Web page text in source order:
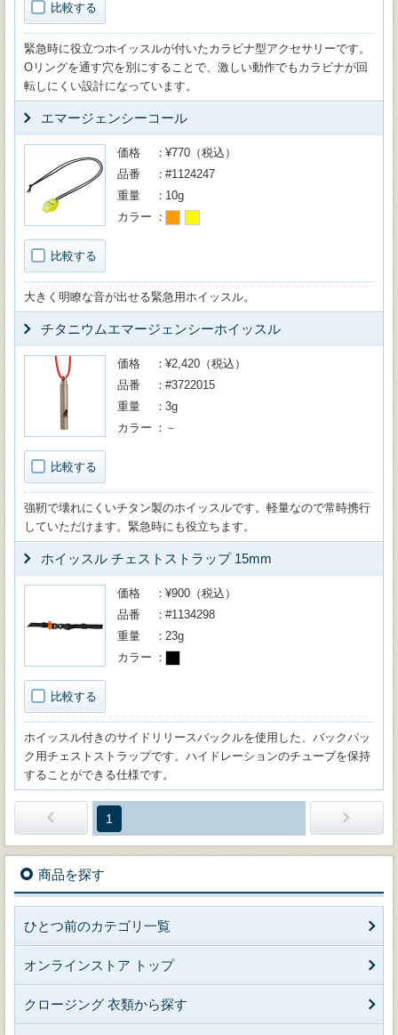
比較する
緊急時に役立つホイッスルが付いたカラビナ型アクセサリーです。
Oリングを通す穴を別にすることで、激しい動作でもカラビナが回
転しにくい設計になっています。
エマージェンシーコール
比較する
価格
¥770（税込）
品番
#1124247
重量
10g
カラー
大きく明瞭な音が出せる緊急用ホイッスル。
チタニウムエマージェンシーホイッスル
比較する
価格
¥2,420（税込）
品番
#3722015
重量
3g
カラー
－
強靭で壊れにくいチタン製のホイッスルです。軽量なので常時携行
していただけます。緊急時にも役立ちます。
ホイッスル チェストストラップ 15mm
比較する
価格
¥900（税込）
品番
#1134298
重量
23g
カラー
ホイッスル付きのサイドリリースバックルを使用した、バックパッ
ク用チェストストラップです。ハイドレーションのチューブを保持
することができる仕様です。
1
商品を探す
ひとつ前のカテゴリ一覧
オンラインストア トップ
クロージング 衣類から探す